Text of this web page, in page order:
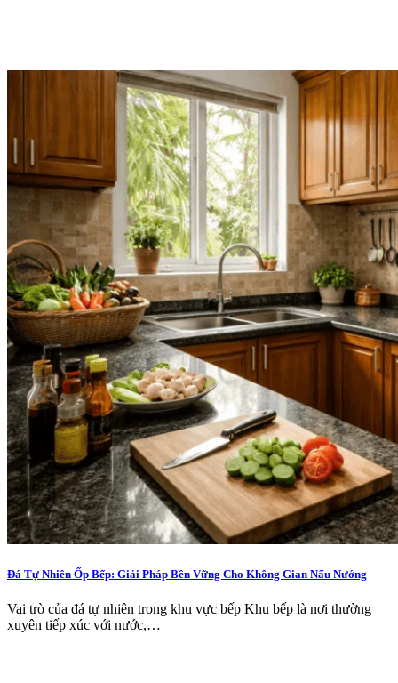
Đá Tự Nhiên Ốp Bếp: Giải Pháp Bền Vững Cho Không Gian Nấu Nướng
Vai trò của đá tự nhiên trong khu vực bếp Khu bếp là nơi thường
xuyên tiếp xúc với nước,…